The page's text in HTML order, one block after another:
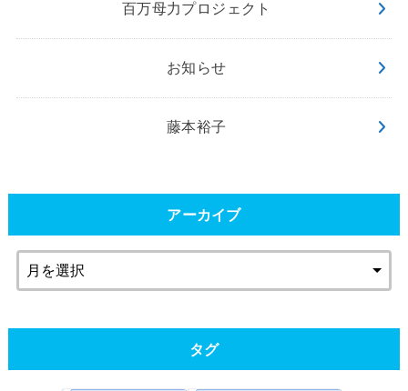
百万母力プロジェクト
お知らせ
藤本裕子
アーカイブ
タグ